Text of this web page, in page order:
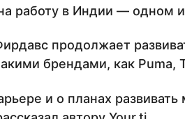
работу в Индии — одном
продолжает
брендами, как Puma,
и о планах